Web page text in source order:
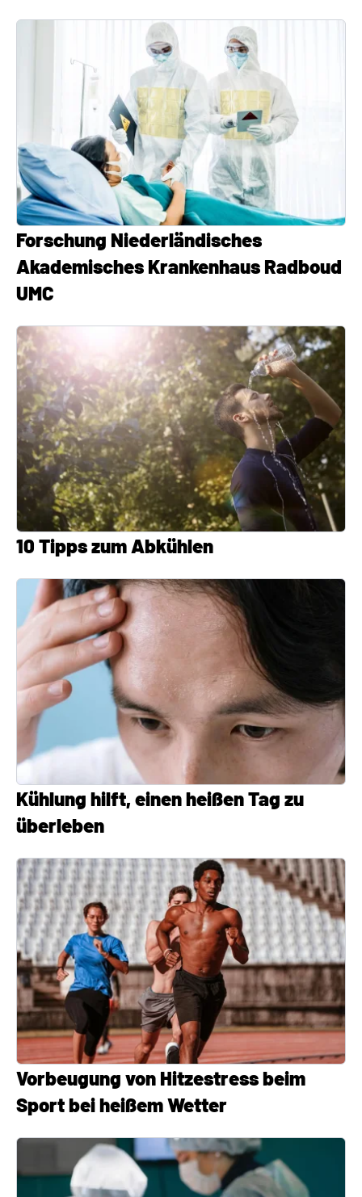
Forschung Niederländisches
Akademisches Krankenhaus Radboud
UMC
10 Tipps zum Abkühlen
Kühlung hilft, einen heißen Tag zu
überleben
Vorbeugung von Hitzestress beim
Sport bei heißem Wetter